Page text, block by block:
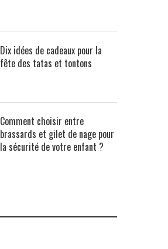
Dix idées de cadeaux pour la
fête des tatas et tontons
Comment choisir entre
brassards et gilet de nage pour
la sécurité de votre enfant ?